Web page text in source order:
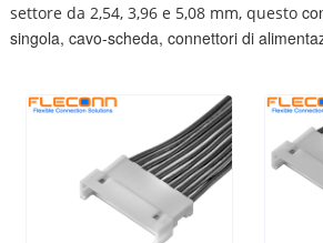
settore da 2,54, 3,96 e 5,08 mm, questo
singola, cavo-scheda, connettori di